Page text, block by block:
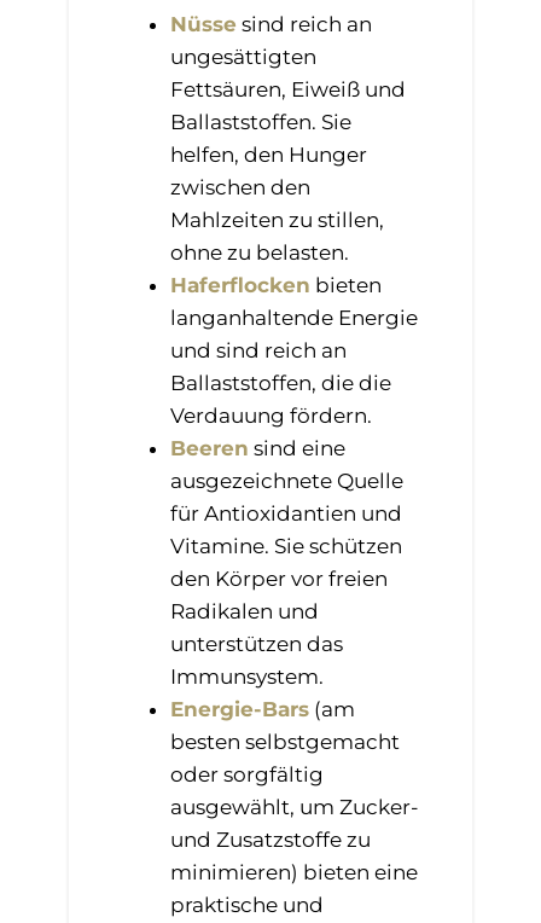
Nüssesind reich an
ungesättigten
Fettsäuren, Eiweiß und
Ballaststoffen. Sie
helfen, den Hunger
zwischen den
Mahlzeiten zu stillen,
ohne zu belasten.
Haferflocken bieten
langanhaltende Energie
und sind reich an
Ballaststoffen, die die
Verdauung fördern.
Beeren sind eine
ausgezeichnete Quelle
für Antioxidantien und
Vitamine. Sie schützen
den Körper vor freien
Radikalen und
unterstützen das
Immunsystem.
Energie-Bars(am
besten selbstgemacht
oder sorgfältig
ausgewählt, um Zucker-
und Zusatzstoffe zu
minimieren) bieten eine
praktische und